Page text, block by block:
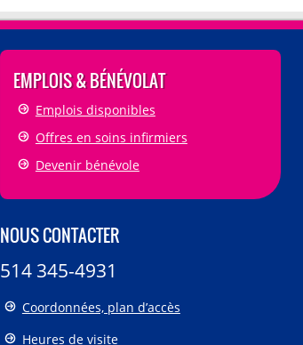
EMPLOIS & BÉNÉVOLAT
Emplois disponibles
Offres en soins infirmiers
Devenir bénévole
NOUS CONTACTER
514 345-4931
Coordonnées, plan d’accès
Heures de visite